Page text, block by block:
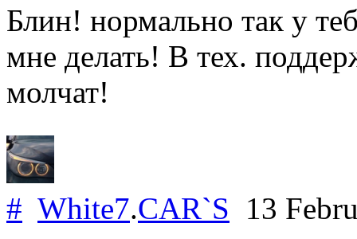
Блин! нормально так у
мне делать! В тех.
молчат!
# White7.CAR`S 13